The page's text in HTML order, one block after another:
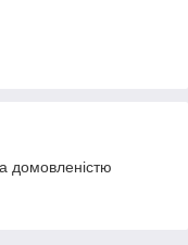
домовленістю